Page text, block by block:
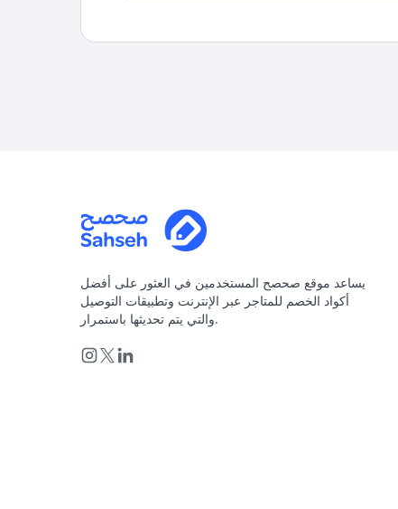
يساعد موقع صحصح المستخدمين في العثور على أفضل
أكواد الخصم للمتاجر عبر الإنترنت وتطبيقات التوصيل
والتي يتم تحديثها باستمرار.